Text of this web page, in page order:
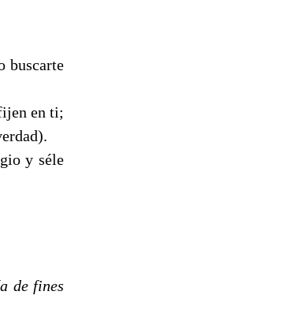
buscarte
en ti;
y séle
de fines